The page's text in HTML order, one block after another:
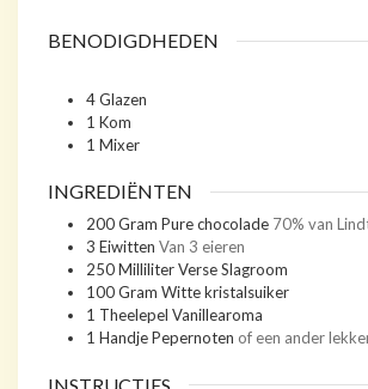
BENODIGDHEDEN
4 Glazen
1 Kom
1 Mixer
INGREDIËNTEN
200Gram Pure chocolade 70% van
3 Eiwitten Van 3 eieren
250MilliliterVerse Slagroom
100Gram Witte kristalsuiker
1 Theelepel Vanillearoma
1 HandjePepernoten of een ander
INSTRUCTIES